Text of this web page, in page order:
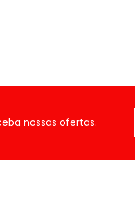
nossas ofertas.